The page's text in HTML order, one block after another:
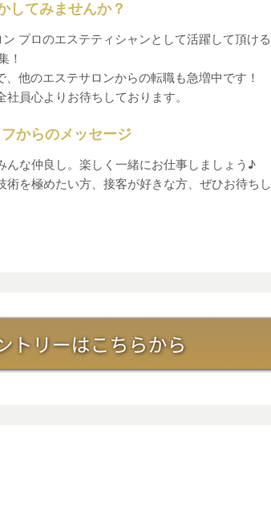
てみませんか？
プロのエステティシャンとして活躍して頂ける
！
他のエステサロンからの転職も急増中です！
員心よりお待ちしております。
からのメッセージ
んな仲良し。楽しく一緒にお仕事しましょう♪
術を極めたい方、接客が好きな方、ぜひお待ちし